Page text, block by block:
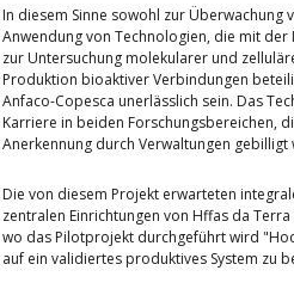
In diesem Sinne sowohl zur Überwachung
Anwendung von Technologien, die mit
zur Untersuchung molekularer und
Produktion bioaktiver Verbindungen
Anfaco-Copesca unerlässlich sein. Das
Karriere in beiden Forschungsbereichen,
Anerkennung durch Verwaltungen gebilligt
Die von diesem Projekt erwarteten
zentralen Einrichtungen von Hffas da
wo das Pilotprojekt durchgeführt wird
auf ein validiertes produktives System zu